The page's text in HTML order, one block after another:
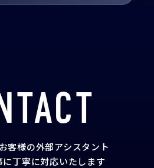
客様の外部アシスタント
に丁寧に対応いたします